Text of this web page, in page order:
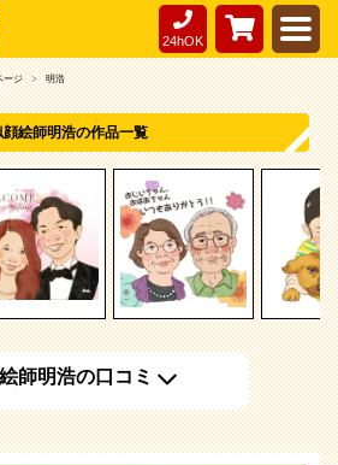
24hOK
ージ 明浩
顔絵師明浩の作品一覧
師明浩の口コミ